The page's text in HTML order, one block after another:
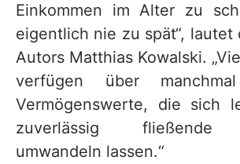
Einkommen im Alter zu
eigentlich nie zu spät“, lautet
Autors Matthias Kowalski.
verfügen über
Vermögenswerte, die sich
zuverlässig fließende
umwandeln lassen.“